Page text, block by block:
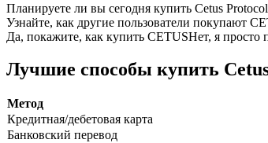
Планируете ли вы сегодня купить Cetus
Узнайте, как другие пользователи покупают
Да, покажите, как купить CETUSНет, я просто
Лучшие способы купить
Метод
Кредитная/дебетовая карта
Банковский перевод